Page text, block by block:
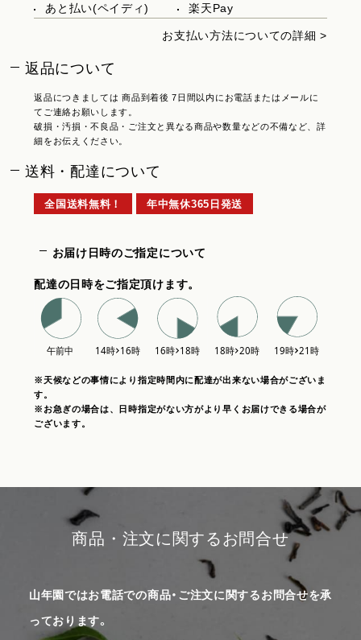
あと払い(ペイディ)
楽天Pay
お支払い方法についての詳細 >
返品について
返品につきましては 商品到着後 7日間以内にお電話またはメールに
てご連絡お願いします。
破損・汚損・不良品・ご注文と異なる商品や数量などの不備など、詳
細をお伝えください。
送料・配達について
全国送料無料！ 年中無休365日発送
お届け日時のご指定について
配達の日時をご指定頂けます。
※天候などの事情により指定時間内に配達が出来ない場合がございま
す。
※お急ぎの場合は、日時指定がない方がより早くお届けできる場合が
ございます。
商品・注文に関するお問合せ
山年園ではお電話での商品・ご注文に関するお問合せを承
っております。